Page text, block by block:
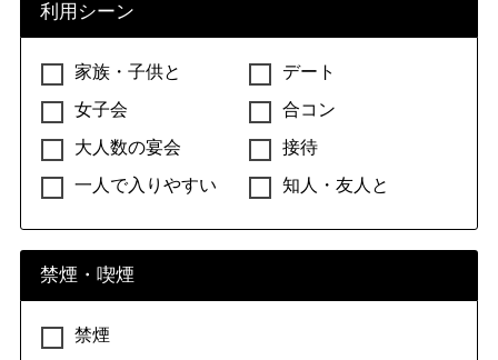
利用シーン
家族・子供と
デート
女子会
合コン
大人数の宴会
接待
一人で入りやすい
知人・友人と
禁煙・喫煙
禁煙